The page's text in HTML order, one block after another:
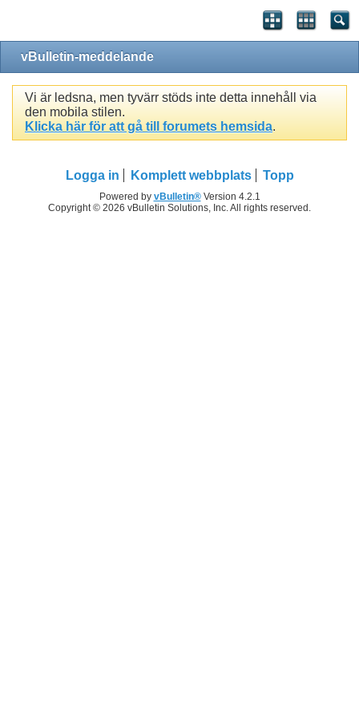
vBulletin-meddelande
Vi är ledsna, men tyvärr stöds inte detta innehåll via
den mobila stilen.
Klicka här för att gå till forumets hemsida.
Logga in Komplett webbplats Topp
Powered by vBulletin®Version 4.2.1
Copyright © 2026 vBulletin Solutions, Inc. All rights reserved.